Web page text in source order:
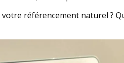
référencement naturel ?